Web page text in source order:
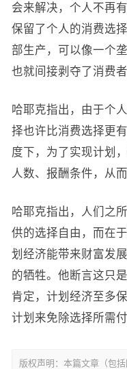
会来解决，个人不再
保留了个人的消费选
部生产，可以像一个
也就间接剥夺了消费
哈耶克指出，由于个
择也许比消费选择更
度下，为了实现计划
人数、报酬条件，从
哈耶克指出，人们之
供的选择自由，而在
划经济能带来财富发
的牺牲。他断言这只
肯定，计划经济至多
计划来免除选择所需
版权声明：本篇文章（包